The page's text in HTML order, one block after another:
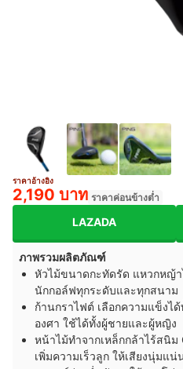
ราคาอ้างอิง
2,190 บาท ราคาค่อนข้างต่ำ
LAZADA
ภาพรวมผลิตภัณฑ์
หัวไม้ขนาดกะทัดรัด แหวกหญ้
นักกอล์ฟทุกระดับและทุกสนาม
ก้านกราไฟต์ เลือกความแข็งไ
องศา ใช้ได้ทั้งผู้ชายและผู้หญิง
หน้าไม้ทำจากเหล็กกล้าไร้สนิ
เพิ่มความเร็วลูก ให้เสียงนุ่มแน่